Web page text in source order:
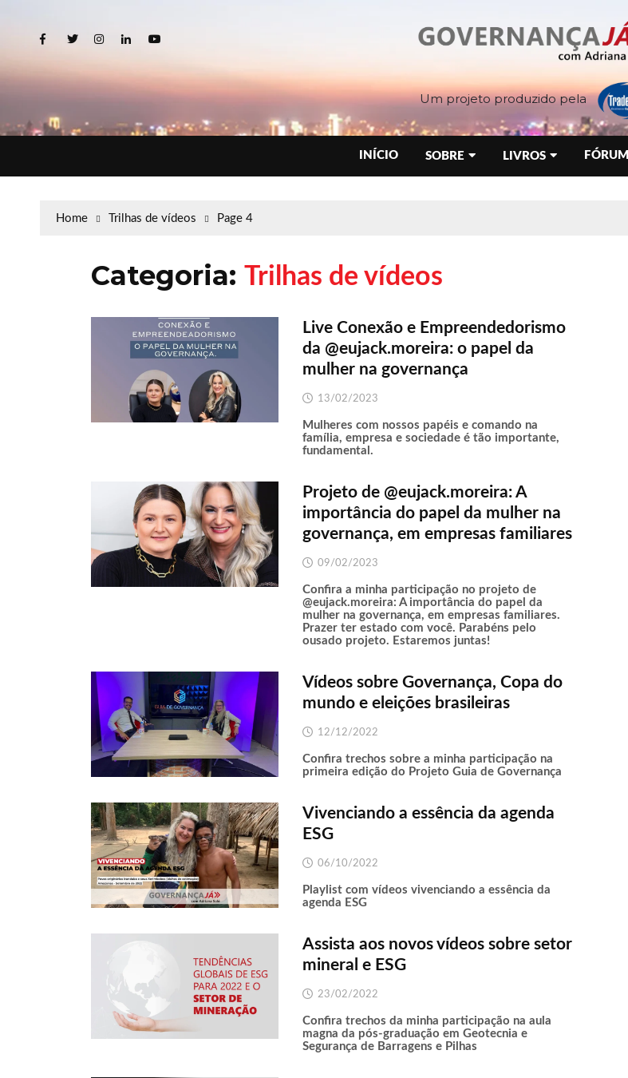
Um projeto produzido pela
INÍCIO SOBRE LIVROS FÓRUM
Home Trilhas de vídeos Page 4
Categoria: Trilhas de vídeos
Live Conexão e Empreendedorismo
da @eujack.moreira: o papel da
mulher na governança
13/02/2023
Mulheres com nossos papéis e comando na
família, empresa e sociedade é tão importante,
fundamental.
Projeto de @eujack.moreira: A
importância do papel da mulher na
governança, em empresas familiares
09/02/2023
Confira a minha participação no projeto de
@eujack.moreira: A importância do papel da
mulher na governança, em empresas familiares.
Prazer ter estado com você. Parabéns pelo
ousado projeto. Estaremos juntas!
Vídeos sobre Governança, Copa do
mundo e eleições brasileiras
12/12/2022
Confira trechos sobre a minha participação na
primeira edição do Projeto Guia de Governança
Vivenciando a essência da agenda
ESG
06/10/2022
Playlist com vídeos vivenciando a essência da
agenda ESG
Assista aos novos vídeos sobre setor
mineral e ESG
23/02/2022
Confira trechos da minha participação na aula
magna da pós-graduação em Geotecnia e
Segurança de Barragens e Pilhas